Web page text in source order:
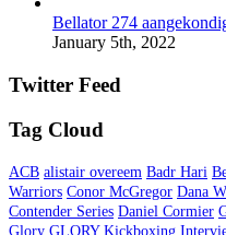
Bellator 274
January 5th, 2022
Twitter Feed
Tag Cloud
ACB alistair overeem Badr Hari
Warriors Conor McGregor Dana
Contender Series Daniel Cormier
Glory GLORY Kickboxing